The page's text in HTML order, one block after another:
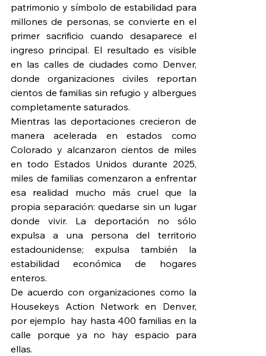
patrimonio y símbolo de estabilidad para
millones de personas, se convierte en el
primer sacrificio cuando desaparece el
ingreso principal. El resultado es visible
en las calles de ciudades como Denver,
donde organizaciones civiles reportan
cientos de familias sin refugio y albergues
completamente saturados.
Mientras las deportaciones crecieron de
manera acelerada en estados como
Colorado y alcanzaron cientos de miles
en todo Estados Unidos durante 2025,
miles de familias comenzaron a enfrentar
esa realidad mucho más cruel que la
propia separación: quedarse sin un lugar
donde vivir. La deportación no sólo
expulsa a una persona del territorio
estadounidense; expulsa también la
estabilidad económica de hogares
enteros.
De acuerdo con organizaciones como la
Housekeys Action Network en Denver,
por ejemplo  hay hasta 400 familias en la
calle porque ya no hay espacio para
ellas.